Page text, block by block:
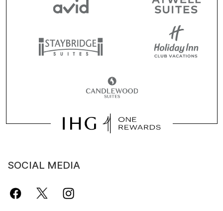
SOCIAL MEDIA